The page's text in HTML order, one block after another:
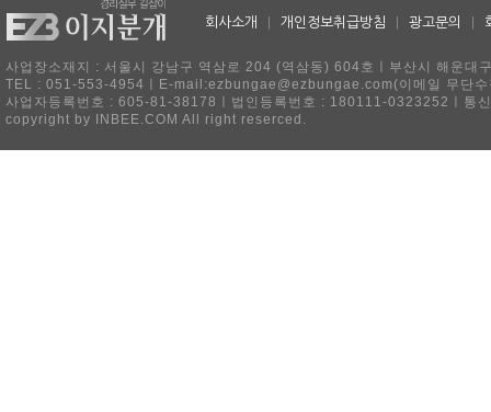
회사소개 개인정보취급방침 광고문의
사업장소재지 : 서울시 강남구 역삼로 204 (역삼동) 604호ㅣ부산시 해운
TEL : 051-553-4954ㅣE-mail:ezbungae@ezbungae.com(이메일 무단수
사업자등록번호 : 605-81-38178ㅣ법인등록번호 : 180111-0323252ㅣ통
copyright by INBEE.COM All right reserced.